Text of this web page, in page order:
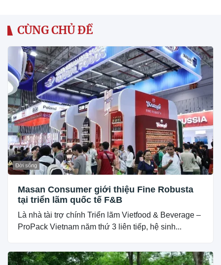
CÙNG CHỦ ĐỀ
Đời sống
Masan Consumer giới thiệu Fine Robusta
tại triển lãm quốc tế F&B
Là nhà tài trợ chính Triển lãm Vietfood & Beverage –
ProPack Vietnam năm thứ 3 liên tiếp, hệ sinh...